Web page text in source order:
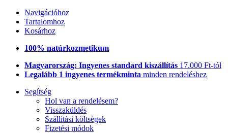
Navigációhoz
Tartalomhoz
Kosárhoz
100% natúrkozmetikum
Magyarország: Ingyenes standard kiszállítás 17.000 Ft-tól
Legalább 1 ingyenes termékminta minden rendeléshez
Segítség
Hol van a rendelésem?
Visszaküldés
Szállítási költségek
Fizetési módok